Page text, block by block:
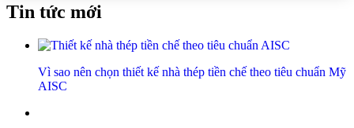
Tin tức mới
Vì sao nên chọn thiết kế nhà thép tiền chế theo tiêu chuẩn Mỹ
AISC